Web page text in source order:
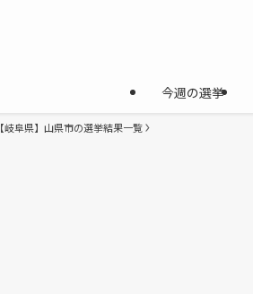
今週の選挙
【岐阜県】山県市の選挙結果一覧